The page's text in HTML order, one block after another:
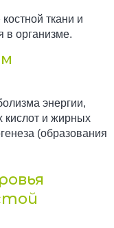
ткани и
в организме.
энергии,
кислот и жирных
(образования